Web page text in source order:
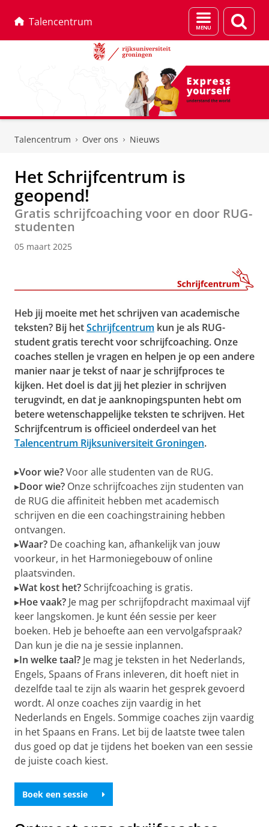
Talencentrum
Menu
en
Talencentrum Over ons Nieuws
Het Schrijfcentrum is
geopend!
Gratis schrijfcoaching voor en door RUG-
studenten
05 maart 2025
Heb jij moeite met het schrijven van academische
teksten? Bij hetSchrijfcentrum kun je als RUG-
student gratis terecht voor schrijfcoaching. Onze
coaches stellen je vragen en helpen je op een andere
manier naar je tekst of naar je schrijfproces te
kijken. Het doel is dat jij het plezier in schrijven
terugvindt, en dat je aanknopingspunten hebt om
betere wetenschappelijke teksten te schrijven. Het
Schrijfcentrum is officieel onderdeel van het
Talencentrum Rijksuniversiteit Groningen.
▸Voor wie?Voor alle studenten van de RUG.
▸Door wie? Onze schrijfcoaches zijn studenten van
de RUG die affiniteit hebben met academisch
schrijven en die een coachingstraining hebben
ontvangen.
▸Waar? De coaching kan, afhankelijk van jouw
voorkeur, in het Harmoniegebouw of online
plaatsvinden.
▸Wat kost het?Schrijfcoaching is gratis.
▸Hoe vaak? Je mag per schrijfopdracht maximaal vijf
keer langskomen. Je kunt één sessie per keer
boeken. Heb je behoefte aan een vervolgafspraak?
Dan kun je die na je sessie inplannen.
▸In welke taal? Je mag je teksten in het Nederlands,
Engels, Spaans of Frans inleveren, dit hoeft niet in
dezelfde taal te zijn als waarin het gesprek gevoerd
wordt. Al onze coaches zijn vaardig in het
Nederlands en Engels. Sommige coaches zijn vaardig
in het Spaans en Frans. Let bij de laatste twee talen
dus goed op dat je tijdens het boeken van een sessie
de juiste coach kiest.
Boek een sessie